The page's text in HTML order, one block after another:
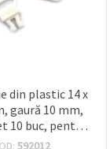
din plastic 14 x
gaură 10 mm,
10 buc, pentru
genți și
592012